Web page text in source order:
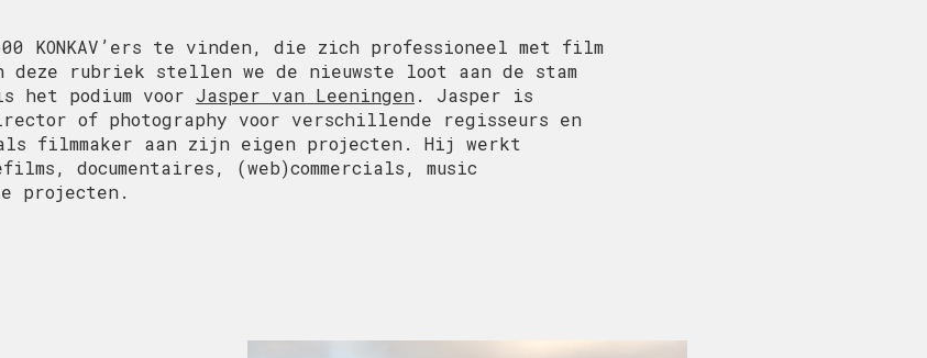
KONKAV’ers te vinden, die zich professioneel met film
deze rubriek stellen we de nieuwste loot aan de stam
het podium voor Jasper van Leeningen. Jasper is
of photography voor verschillende regisseurs en
filmmaker aan zijn eigen projecten. Hij werkt
documentaires, (web)commercials, music
projecten.